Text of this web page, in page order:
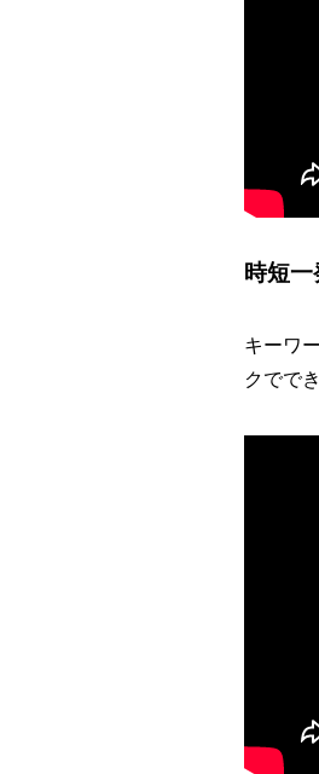
時短
キーワ
クでで